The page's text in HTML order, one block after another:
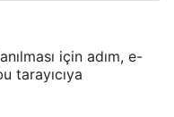
için adım, e-
tarayıcıya